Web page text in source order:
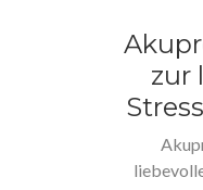
zur